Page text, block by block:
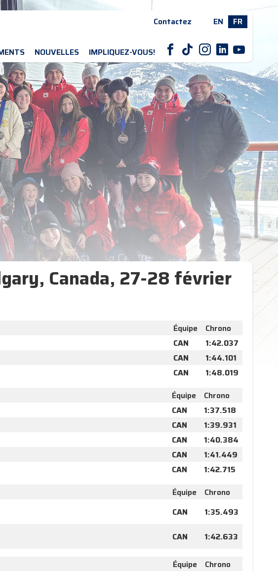
Contactez EN FR
NOUVELLES IMPLIQUEZ-VOUS! F T I L Y
Canada, 27-28 février
Équipe
Chrono
CAN
1:42.037
CAN
1:44.101
CAN
1:48.019
Équipe
Chrono
CAN
1:37.518
CAN
1:39.931
CAN
1:40.384
CAN
1:41.449
CAN
1:42.715
Équipe
Chrono
CAN
1:35.493
CAN 1:42.633
Équipe
Chrono